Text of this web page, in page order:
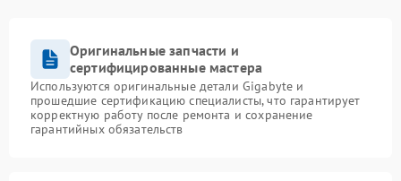
Оригинальные запчасти и
сертифицированные мастера
Используются оригинальные детали Gigabyte и
прошедшие сертификацию специалисты, что гарантирует
корректную работу после ремонта и сохранение
гарантийных обязательств